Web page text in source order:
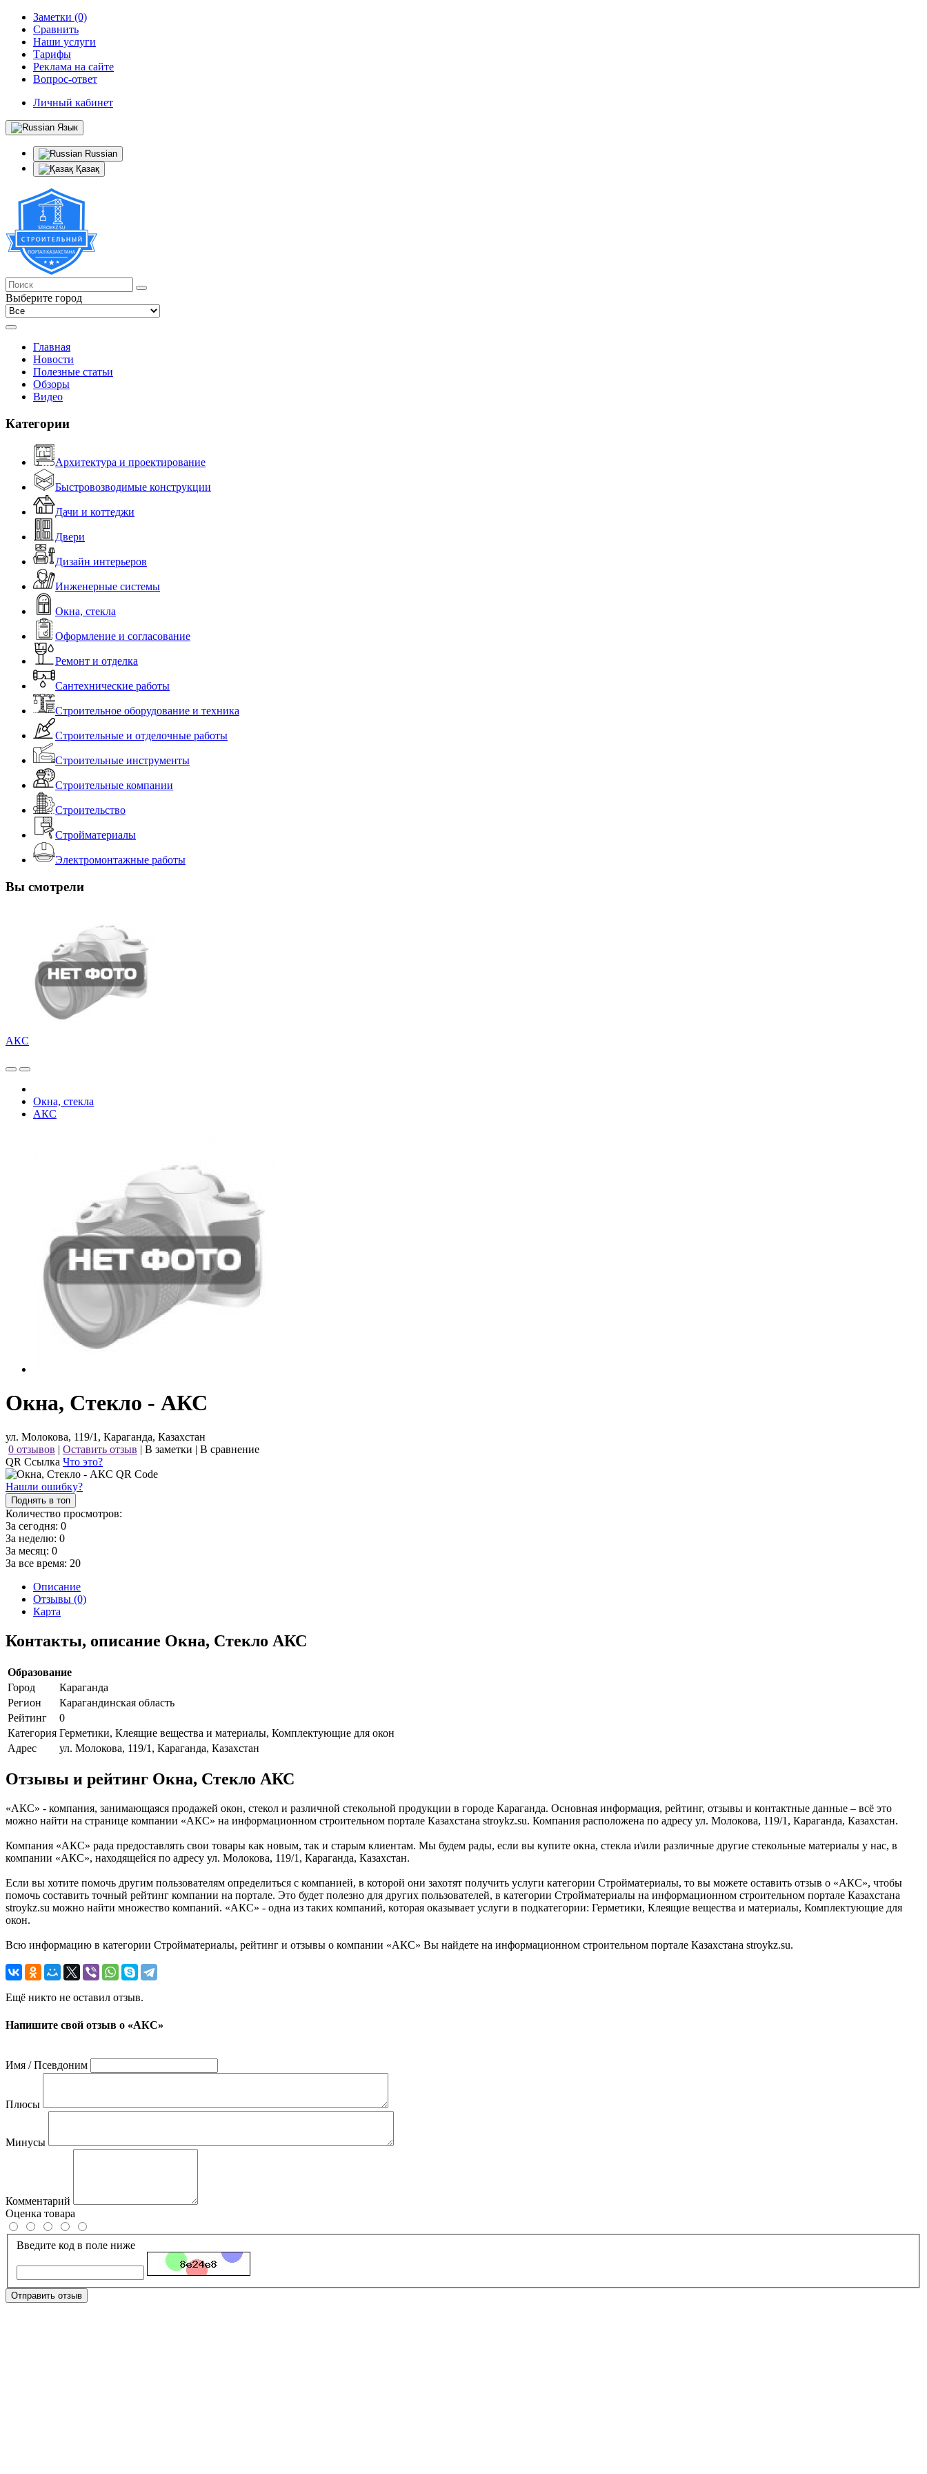
Заметки (0)
Сравнить
Наши услуги
Тарифы
Реклама на сайте
Вопрос-ответ
Личный кабинет
Язык
Russian
Қазақ
Выберите город
Главная
Новости
Полезные статьи
Обзоры
Видео
Категории
Архитектура и проектирование
Быстровозводимые конструкции
Дачи и коттеджи
Двери
Дизайн интерьеров
Инженерные системы
Окна, стекла
Оформление и согласование
Ремонт и отделка
Сантехнические работы
Строительное оборудование и техника
Строительные и отделочные работы
Строительные инструменты
Строительные компании
Строительство
Стройматериалы
Электромонтажные работы
Вы смотрели
АКС
Окна, стекла
АКС
Окна, Стекло - АКС
ул. Молокова, 119/1, Караганда, Казахстан
0 отзывов | Оставить отзыв | В заметки | В сравнение
QR Ссылка Что это?
Нашли ошибку?
Поднять в топ
Количество просмотров:
За сегодня: 0
За неделю: 0
За месяц: 0
За все время: 20
Описание
Отзывы (0)
Карта
Контакты, описание Окна, Стекло АКС
Образование
Город
Караганда
Регион
Карагандинская область
Рейтинг
0
Категория Герметики, Клеящие вещества и материалы, Комплектующие для окон
Адрес
ул. Молокова, 119/1, Караганда, Казахстан
Отзывы и рейтинг Окна, Стекло АКС
«АКС» - компания, занимающаяся продажей окон, стекол и различной стекольной продукции в городе Караганда. Основная информация, рейтинг, отзывы и контактные данные – всё это
можно найти на странице компании «АКС» на информационном строительном портале Казахстана stroykz.su. Компания расположена по адресу ул. Молокова, 119/1, Караганда, Казахстан.
Компания «АКС» рада предоставлять свои товары как новым, так и старым клиентам. Мы будем рады, если вы купите окна, стекла и\или различные другие стекольные материалы у нас, в
компании «АКС», находящейся по адресу ул. Молокова, 119/1, Караганда, Казахстан.
Если вы хотите помочь другим пользователям определиться с компанией, в которой они захотят получить услуги категории Стройматериалы, то вы можете оставить отзыв о «АКС», чтобы
помочь составить точный рейтинг компании на портале. Это будет полезно для других пользователей, в категории Стройматериалы на информационном строительном портале Казахстана
stroykz.su можно найти множество компаний. «АКС» - одна из таких компаний, которая оказывает услуги в подкатегории: Герметики, Клеящие вещества и материалы, Комплектующие для
окон.
Всю информацию в категории Стройматериалы, рейтинг и отзывы о компании «АКС» Вы найдете на информационном строительном портале Казахстана stroykz.su.
Ещё никто не оставил отзыв.
Напишите свой отзыв о «АКС»
Имя / Псевдоним
Плюсы
Минусы
Комментарий
Оценка товара
Введите код в поле ниже
Отправить отзыв